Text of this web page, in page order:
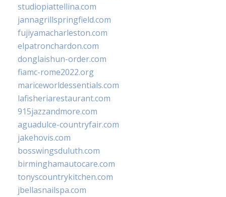
studiopiattellina.com
jannagrillspringfield.com
fujiyamacharleston.com
elpatronchardon.com
donglaishun-order.com
fiamc-rome2022.org
mariceworldessentials.com
lafisheriarestaurant.com
915jazzandmore.com
aguadulce-countryfair.com
jakehovis.com
bosswingsduluth.com
birminghamautocare.com
tonyscountrykitchen.com
jbellasnailspa.com